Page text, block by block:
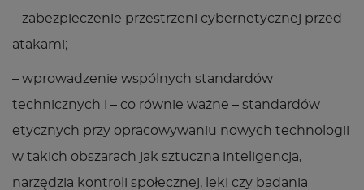
– zabezpieczenie przestrzeni cybernetycznej przed
atakami;
– wprowadzenie wspólnych standardów
technicznych i – co równie ważne – standardów
etycznych przy opracowywaniu nowych technologii
w takich obszarach jak sztuczna inteligencja,
narzędzia kontroli społecznej, leki czy badania